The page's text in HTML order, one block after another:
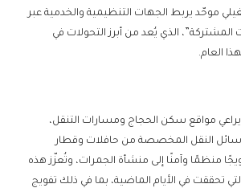
موحّد يربط الجهات التنظيمية والخدمية عبر
المشتركة”، الذي يُعد من أبرز التحولات في
العام.
يراعي مواقع سكن الحجاج ومسارات التنقل،
النقل المخصصة من حافلات وقطار
منظمًا وآمنًا إلى منشأة الجمرات، وتُعزّز هذه
التي تحققت في الأيام الماضية، بما في ذلك تفويج